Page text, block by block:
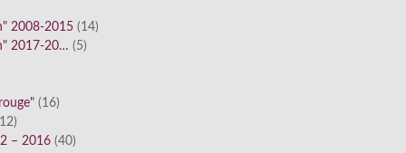
2008-2015 (14)
2017-20… (5)
(16)
– 2016 (40)